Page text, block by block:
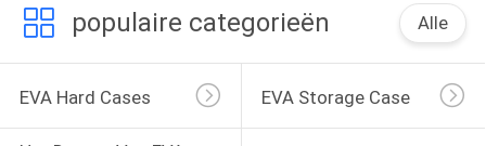
Geldzakjes
populaire categorieën Alle
EVA Hard Cases EVA Storage Case